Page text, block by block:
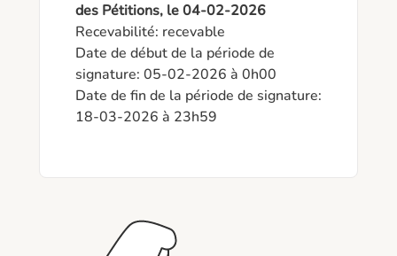
des Pétitions, le 04-02-2026
Recevabilité: recevable
Date de début de la période de
signature: 05-02-2026 à 0h00
Date de fin de la période de signature:
18-03-2026 à 23h59